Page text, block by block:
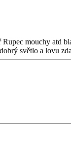
mouchy atd
světlo a lovu